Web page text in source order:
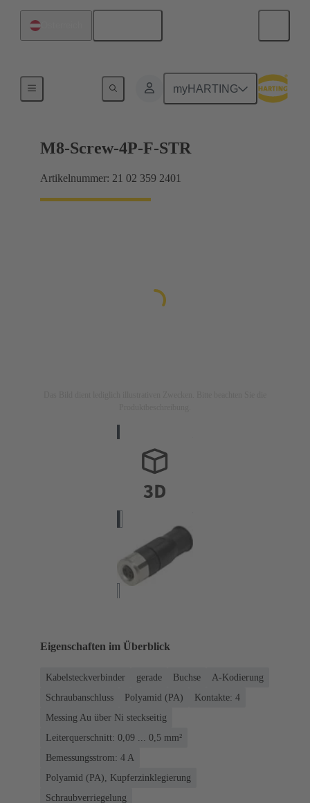
myHARTING
M8-Screw-4P-F-STR
Artikelnummer: 21 02 359 2401
Eigenschaften im Überblick
Kabelsteckverbinder gerade Buchse
A-Kodierung
Schraubanschluss
Polyamid (PA)
Kontakte: 4
Messing Au über Ni steckseitig
Leiterquerschnitt: 0,09 ... 0,5 mm²
Bemessungsstrom: ‌4 A
Polyamid (PA), Kupferzinklegierung
Schraubverriegelung